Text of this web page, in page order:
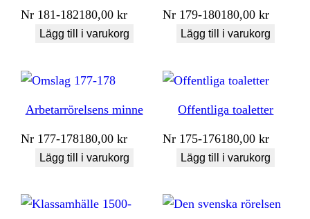
Nr 181-182180,00kr
Lägg till i varukorg
Nr 179-180180,00kr
Lägg till i varukorg
Arbetarrörelsens minne
Nr 177-178180,00kr
Lägg till i varukorg
Offentliga toaletter
Nr 175-176180,00kr
Lägg till i varukorg